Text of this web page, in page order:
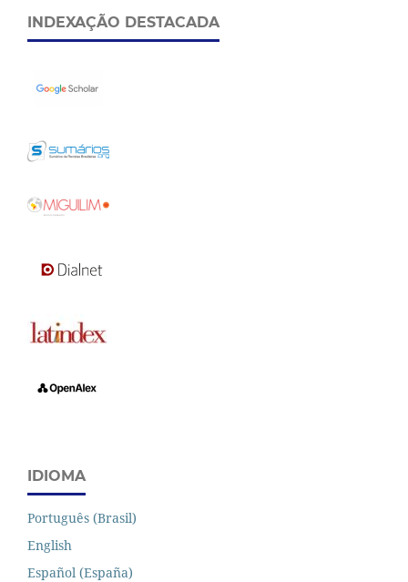
INDEXAÇÃO DESTACADA
IDIOMA
Português (Brasil)
English
Español (España)